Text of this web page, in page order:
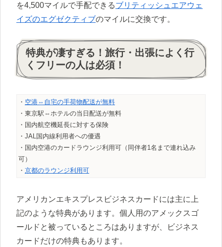
を4,500マイルで手配できるブリティッシュエアウェ
イズのエグゼクティブのマイルに交換です。
特典が凄すぎる！旅行・出張によく行
くフリーの人は必須！
・ 空港⇔自宅の手荷物配送が無料
・東京駅⇔ホテルの当日配送が無料
・国内航空機延長に対する保険
・JAL国内線利用者への優遇
・国内空港のカードラウンジ利用可（同伴者1名まで連れ込み
可）
・ 京都のラウンジ利用可
アメリカンエキスプレスビジネスカードには主に上
記のような特典があります。個人用のアメックスゴ
ールドと被っているところはありますが、ビジネス
カードだけの特典もあります。